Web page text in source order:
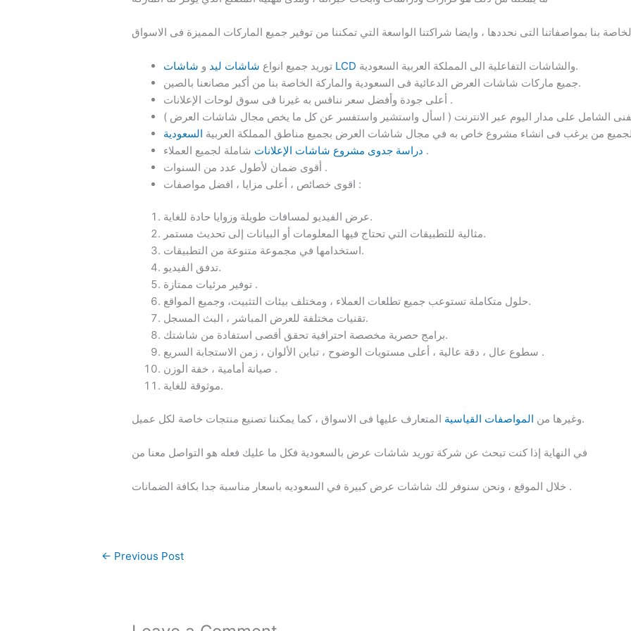
توريد جميع انواع شاشات ليد و شاشات LCD
والشاشات التفاعلية الى المملكة العربية السعودية.
جميع ماركات شاشات العرض الدعائية فى السعودية والماركة الخاصة بنا من أكبر مصانعنا بالصين.
أعلى جودة وأفضل سعر ننافس به غيرنا فى سوق لوحات الإعلانات .
من يرغب فى انشاء مشروع خاص به في مجال شاشات العرض بجميع مناطق المملكة العربية السعودية
دراسة جدوى مشروع شاشات الإعلانات شاملة لجميع العملاء .
أقوى ضمان لأطول عدد من السنوات .
اقوى خصائص ، أعلى مزايا ، افضل مواصفات :
عرض الفيديو لمسافات طويلة وزوايا حادة للغاية.
مثالية للتطبيقات التي تحتاج فيها المعلومات أو البيانات إلى تحديث مستمر.
استخدامها في مجموعة متنوعة من التطبيقات.
تدفق الفيديو.
توفير مرئيات ممتازة .
حلول متكاملة تستوعب جميع تطلعات العملاء ، ومختلف بيئات التثبيت، وجميع المواقع.
تقنيات مختلفة للعرض المباشر ، البث المسجل.
برامج حصرية مخصصة احترافية تحقق أقصى استفادة من شاشتك.
سطوع عال ، دقة عالية ، أعلى مستويات الوضوح ، تباين الألوان ، زمن الاستجابة السريع .
صيانة أمامية ، خفة الوزن .
موثوقة للغاية.
وغيرها من المواصفات القياسية المتعارف عليها فى الاسواق ، كما يمكننا تصنيع منتجات خاصة لكل عميل.
في النهاية إذا كنت تبحث عن شركة توريد شاشات عرض بالسعودية فكل ما عليك فعله هو التواصل معنا من
خلال الموقع ، ونحن سنوفر لك شاشات عرض كبيرة في السعوديه باسعار مناسبة جدا بكافة الضمانات .
← Previous Post